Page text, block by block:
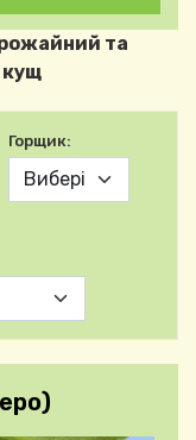
та
кущ
Горщик: